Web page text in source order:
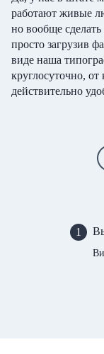
работают живые
но вообще
просто загрузив
виде наша
круглосуточно,
действительно
1